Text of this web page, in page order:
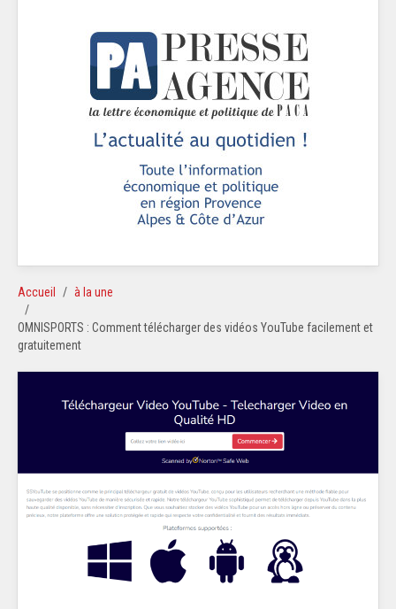
Accueil à la une
OMNISPORTS : Comment télécharger des vidéos YouTube facilement et
gratuitement